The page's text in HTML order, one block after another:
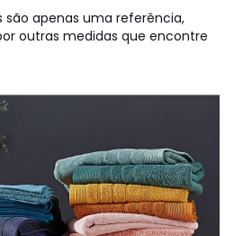
são apenas uma referência,
outras medidas que encontre